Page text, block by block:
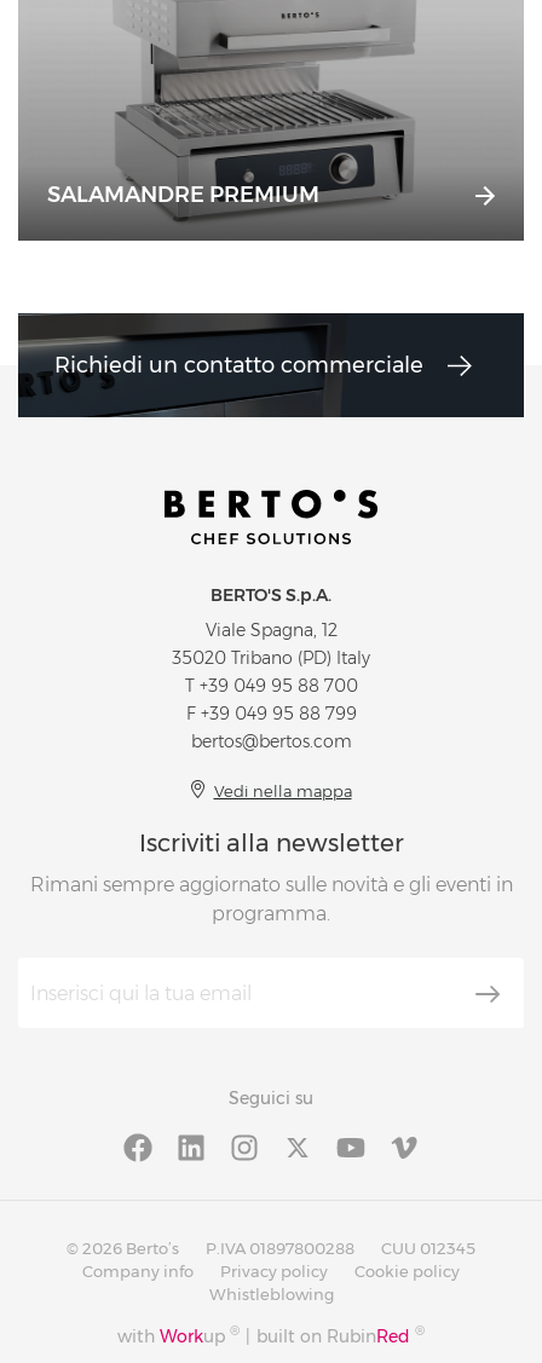
SALAMANDRE PREMIUM
Richiedi un contatto commerciale
BERTO'S S.p.A.
Viale Spagna, 12
35020 Tribano (PD) Italy
T +39 049 95 88 700
F +39 049 95 88 799
bertos@bertos.com
Vedi nella mappa
Iscriviti alla newsletter
Rimani sempre aggiornato sulle novità e gli eventi in
programma.
Seguici su
© 2026 Berto’s P.IVA 01897800288
CUU 012345
Company info
Privacy policy
Cookie policy
Whistleblowing
with Workup ® built on RubinRed ®